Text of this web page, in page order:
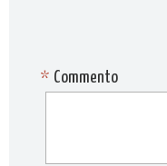
Commento
*